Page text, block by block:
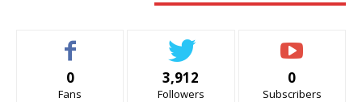
0
Fans
3,912
Followers
0
Subscribers